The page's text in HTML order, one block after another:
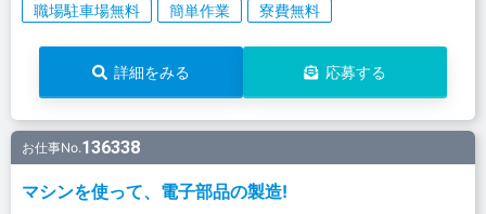
職場駐車場無料
簡単作業 寮費無料
詳細をみる 応募する
お仕事No.136338
マシンを使って、電子部品の製造!